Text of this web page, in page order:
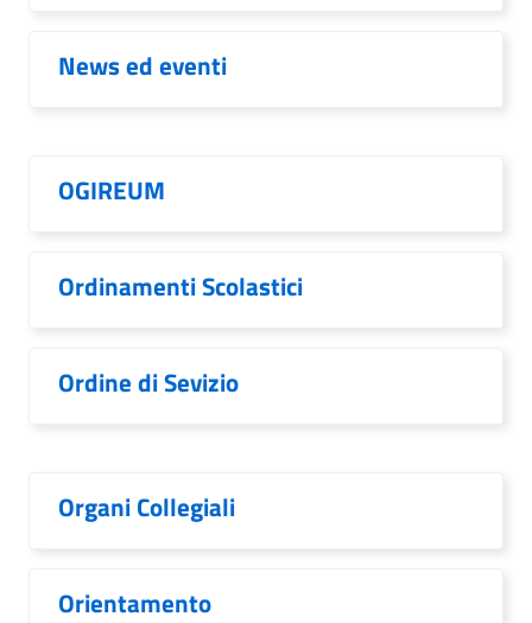
News ed eventi
OGIREUM
Ordinamenti Scolastici
Ordine di Sevizio
Organi Collegiali
Orientamento